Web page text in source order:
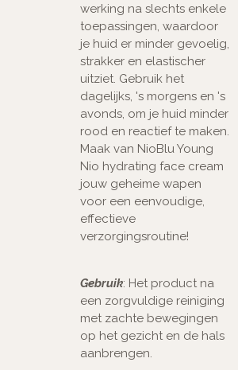
werking na slechts enkele
toepassingen, waardoor
je huid er minder gevoelig,
strakker en elastischer
uitziet. Gebruik het
dagelijks, 's morgens en 's
avonds, om je huid minder
rood en reactief te maken.
Maak van NioBlu Young
Nio hydrating face cream
jouw geheime wapen
voor een eenvoudige,
effectieve
verzorgingsroutine!
Gebruik: Het product na
een zorgvuldige reiniging
met zachte bewegingen
op het gezicht en de hals
aanbrengen.